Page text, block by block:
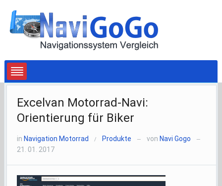
Excelvan Motorrad-Navi:
Orientierung für Biker
in Navigation Motorrad / Produkte — von Navi Gogo —
21. 01. 2017